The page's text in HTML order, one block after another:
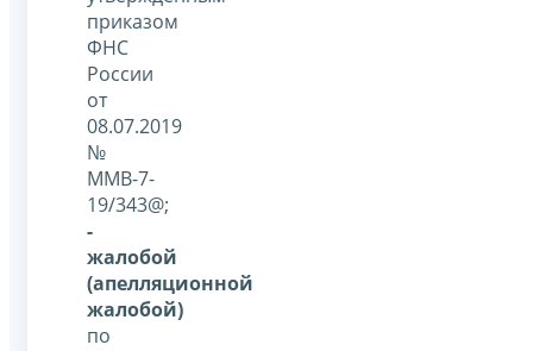
приказом
ФНС
России
от
08.07.2019
№
ММВ-7-
19/343@;
-
жалобой
(апелляционной
жалобой)
по